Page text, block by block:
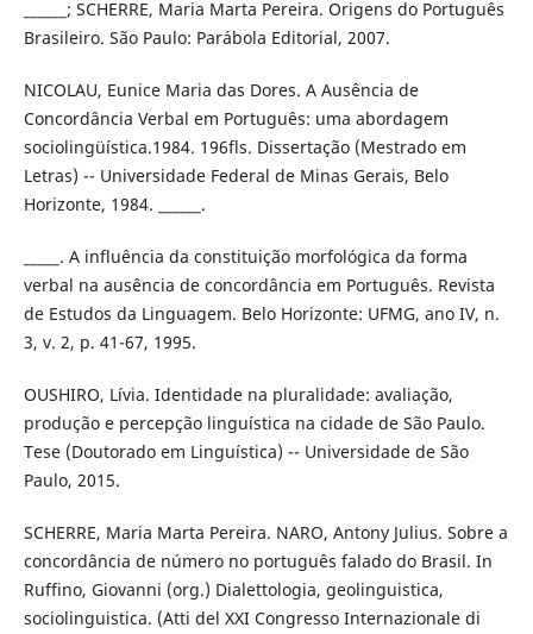
______; SCHERRE, Maria Marta Pereira. Origens do Português
Brasileiro. São Paulo: Parábola Editorial, 2007.
NICOLAU, Eunice Maria das Dores. A Ausência de
Concordância Verbal em Português: uma abordagem
sociolingüística.1984. 196fls. Dissertação (Mestrado em
Letras) -- Universidade Federal de Minas Gerais, Belo
Horizonte, 1984. ______.
_____. A influência da constituição morfológica da forma
verbal na ausência de concordância em Português. Revista
de Estudos da Linguagem. Belo Horizonte: UFMG, ano IV, n.
3, v. 2, p. 41-67, 1995.
OUSHIRO, Lívia. Identidade na pluralidade: avaliação,
produção e percepção linguística na cidade de São Paulo.
Tese (Doutorado em Linguística) -- Universidade de São
Paulo, 2015.
SCHERRE, Maria Marta Pereira. NARO, Antony Julius. Sobre a
concordância de número no português falado do Brasil. In
Ruffino, Giovanni (org.) Dialettologia, geolinguistica,
sociolinguistica. (Atti del XXI Congresso Internazionale di